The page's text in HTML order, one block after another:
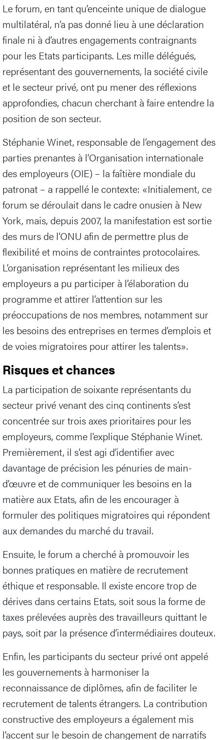
Le forum, en tant qu’enceinte unique de dialogue
multilatéral, n’a pas donné lieu à une déclaration
finale ni à d’autres engagements contraignants
pour les Etats participants. Les mille délégués,
représentant des gouvernements, la société civile
et le secteur privé, ont pu mener des réflexions
approfondies, chacun cherchant à faire entendre la
position de son secteur.
Stéphanie Winet, responsable de l’engagement des
parties prenantes à l’Organisation internationale
des employeurs (OIE) – la faîtière mondiale du
patronat – a rappellé le contexte: «Initialement, ce
forum se déroulait dans le cadre onusien à New
York, mais, depuis 2007, la manifestation est sortie
des murs de l’ONU afin de permettre plus de
flexibilité et moins de contraintes protocolaires.
L’organisation représentant les milieux des
employeurs a pu participer à l’élaboration du
programme et attirer l’attention sur les
préoccupations de nos membres, notamment sur
les besoins des entreprises en termes d’emplois et
de voies migratoires pour attirer les talents».
Risques et chances
La participation de soixante représentants du
secteur privé venant des cinq continents s’est
concentrée sur trois axes prioritaires pour les
employeurs, comme l’explique Stéphanie Winet.
Premièrement, il s’est agi d’identifier avec
davantage de précision les pénuries de main-
d’œuvre et de communiquer les besoins en la
matière aux Etats, afin de les encourager à
formuler des politiques migratoires qui répondent
aux demandes du marché du travail.
Ensuite, le forum a cherché à promouvoir les
bonnes pratiques en matière de recrutement
éthique et responsable. Il existe encore trop de
dérives dans certains Etats, soit sous la forme de
taxes prélevées auprès des travailleurs quittant le
pays, soit par la présence d’intermédiaires douteux.
Enfin, les participants du secteur privé ont appelé
les gouvernements à harmoniser la
reconnaissance de diplômes, afin de faciliter le
recrutement de talents étrangers. La contribution
constructive des employeurs a également mis
l’accent sur le besoin de changement de narratifs